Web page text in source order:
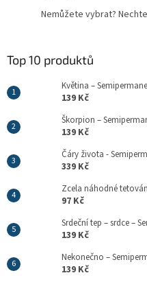
Nemůžete vybrat?
Top 10 produktů
Květina –
139 Kč
Škorpion –
139 Kč
Čáry života -
339 Kč
Zcela náhodné
97 Kč
Srdeční tep – srdce –
139 Kč
Nekonečno –
139 Kč